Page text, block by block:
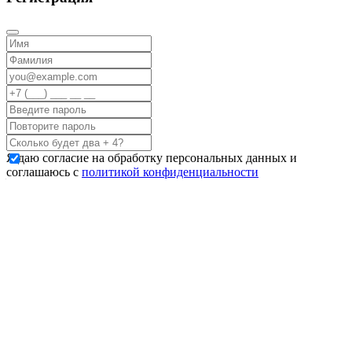
Я даю согласие на обработку персональных данных и
соглашаюсь с политикой конфиденциальности